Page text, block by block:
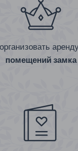
помещений замка